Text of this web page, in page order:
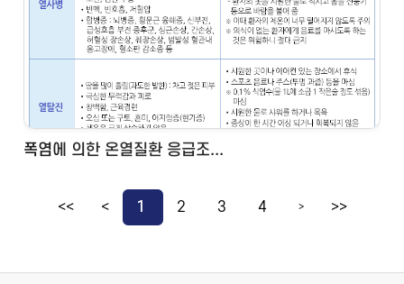
폭염에 의한 온열질환 응급조...
<< < 1 2 3 4 > >>